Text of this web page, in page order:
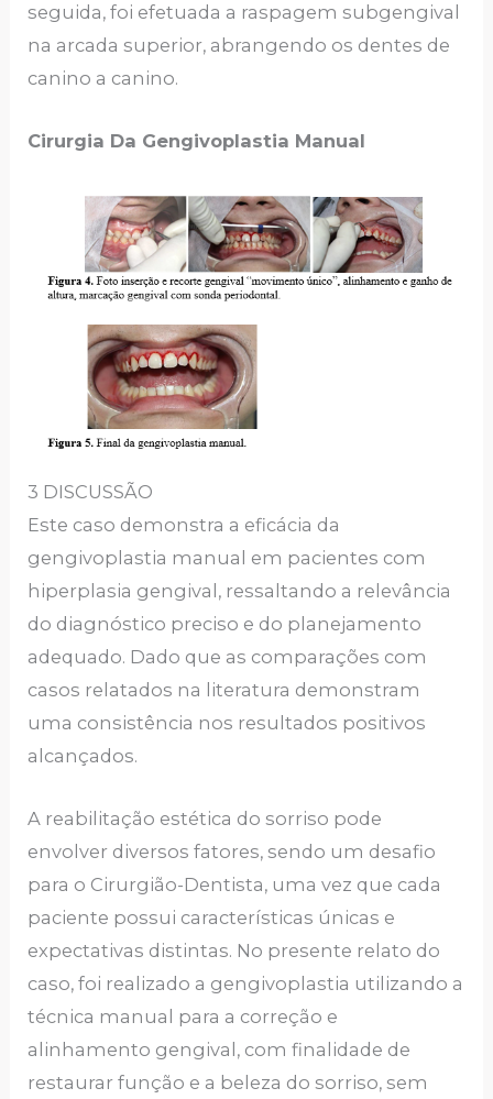
seguida, foi efetuada a raspagem subgengival
na arcada superior, abrangendo os dentes de
canino a canino.
Cirurgia Da Gengivoplastia Manual
3 DISCUSSÃO
Este caso demonstra a eficácia da
gengivoplastia manual em pacientes com
hiperplasia gengival, ressaltando a relevância
do diagnóstico preciso e do planejamento
adequado. Dado que as comparações com
casos relatados na literatura demonstram
uma consistência nos resultados positivos
alcançados.
A reabilitação estética do sorriso pode
envolver diversos fatores, sendo um desafio
para o Cirurgião-Dentista, uma vez que cada
paciente possui características únicas e
expectativas distintas. No presente relato do
caso, foi realizado a gengivoplastia utilizando a
técnica manual para a correção e
alinhamento gengival, com finalidade de
restaurar função e a beleza do sorriso, sem